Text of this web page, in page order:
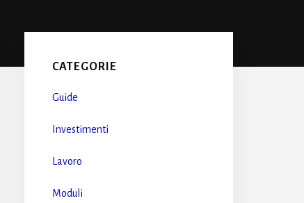
Sidebar
CATEGORIE
Guide
Investimenti
Lavoro
Moduli